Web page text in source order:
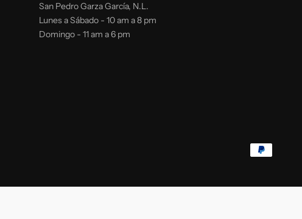
San Pedro Garza García, N.L.
Lunes a Sábado - 10 am a 8 pm
Domingo - 11 am a 6 pm